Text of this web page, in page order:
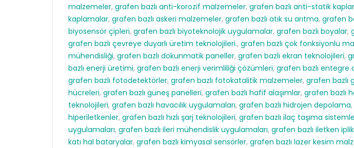
malzemeler, grafen bazlı anti-korozif malzemeler, grafen bazlı anti-statik
kaplamalar, grafen bazlı askeri malzemeler, grafen bazlı atık su arıtma, grafen
biyosensör çipleri, grafen bazlı biyoteknolojik uygulamalar, grafen bazlı boyalar,
grafen bazlı çevreye duyarlı üretim teknolojileri., grafen bazlı çok fonksiyonlu
mühendisliği, grafen bazlı dokunmatik paneller, grafen bazlı ekran teknolojileri,
bazlı enerji üretimi, grafen bazlı enerji verimliliği çözümleri, grafen bazlı entegre
grafen bazlı fotodetektörler, grafen bazlı fotokatalitik malzemeler, grafen bazlı
hücreleri, grafen bazlı güneş panelleri, grafen bazlı hafif alaşımlar, grafen bazlı
teknolojileri, grafen bazlı havacılık uygulamaları, grafen bazlı hidrojen depolama,
hiperiletkenler, grafen bazlı hızlı şarj teknolojileri, grafen bazlı ilaç taşıma
uygulamaları, grafen bazlı ileri mühendislik uygulamaları, grafen bazlı iletken
katı hal bataryalar, grafen bazlı kimyasal sensörler, grafen bazlı lazer kesim